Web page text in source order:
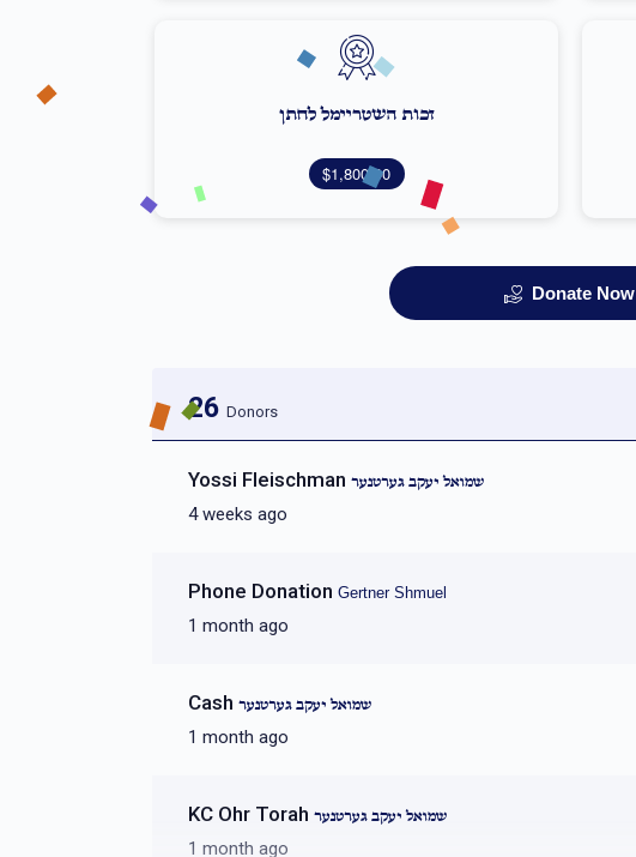
זכות השטריימל לחתן
$1,800.00
Donate Now
26 Donors
Yossi Fleischman שמואל יעקב גערטנער
4 weeks ago
Phone Donation Gertner Shmuel
1 month ago
Cash שמואל יעקב גערטנער
1 month ago
KC Ohr Torah שמואל יעקב גערטנער
1 month ago